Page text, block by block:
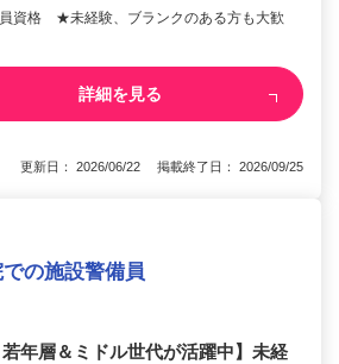
資格 ★未経験、ブランクのある方も大歓
詳細を見る
更新日： 2026/06/22 掲載終了日： 2026/09/25
の施設警備員
若年層＆ミドル世代が活躍中】未経